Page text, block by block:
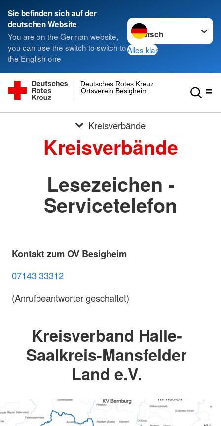
Sie befinden sich auf der
deutschen Website
You are on the German website,
you can use the switch to switch to
the English one
Sprache wechseln zu
Alles klar
Ortsverein Besigheim
Deutsches Rotes Kreuz
Kreisverbände
Kreisverbände
Lesezeichen -
Servicetelefon
Kontakt zum OV Besigheim
07143 33312
(Anrufbeantworter geschaltet)
Kreisverband Halle-
Saalkreis-Mansfelder
Land e.V.